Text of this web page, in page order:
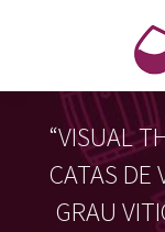
“VISUAL
CATAS DE
GRAU